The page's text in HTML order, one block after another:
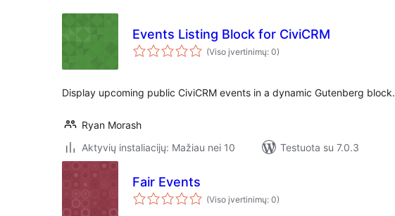
Events Listing Block for CiviCRM
(Viso įvertinimų: 0)
Display upcoming public CiviCRM events in a dynamic Gutenberg block.
Ryan Morash
Aktyvių instaliacijų: Mažiau nei 10
Testuota su 7.0.3
Fair Events
(Viso įvertinimų: 0)